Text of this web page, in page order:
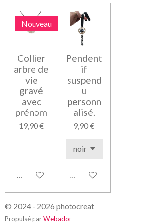
Nouveau
Collier
arbre de
vie
gravé
avec
prénom
19,90 €
Voir les détails
Pendent
if
suspend
u
personn
alisé.
9,90 €
Voir les détails
© 2024 - 2026 photocreat
Propulsé parWebador